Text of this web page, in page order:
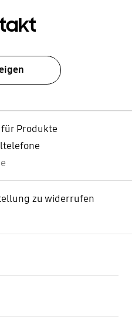
Produkte
zu widerrufen